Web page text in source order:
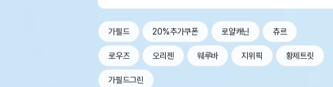
가필드 20%추가쿠폰 로얄캐닌 츄르
로우즈 오리젠 웨루바 지위픽 황제트릿
가필드그린